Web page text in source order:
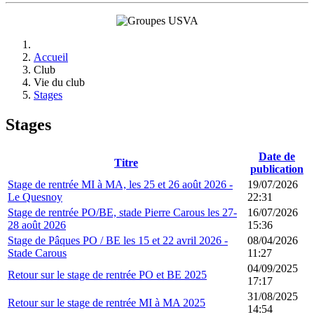
Accueil
Club
Vie du club
Stages
Stages
Titre
Date de
publication
Stage de rentrée MI à MA, les 25 et 26 août 2026 -
Le Quesnoy
19/07/2026
22:31
Stage de rentrée PO/BE, stade Pierre Carous les 27-
28 août 2026
16/07/2026
15:36
Stage de Pâques PO / BE les 15 et 22 avril 2026 -
Stade Carous
08/04/2026
11:27
Retour sur le stage de rentrée PO et BE 2025
04/09/2025
17:17
Retour sur le stage de rentrée MI à MA 2025
31/08/2025
14:54